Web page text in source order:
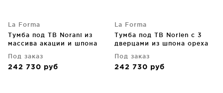
La Forma
Тумба под ТВ Norani из
массива акации и шпона
Под заказ
242 730 руб
La Forma
Тумба под ТВ Norlen с 3
дверцами из шпона ореха
Под заказ
242 730 руб